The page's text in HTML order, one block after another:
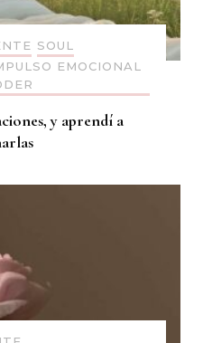
SOUL
EMOCIONAL
y aprendí a